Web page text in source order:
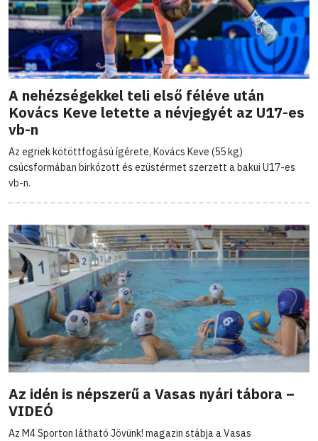
A nehézségekkel teli első féléve után
Kovács Keve letette a névjegyét az U17-es
vb-n
Az egriek kötöttfogású ígérete, Kovács Keve (55 kg)
csúcsformában birkózott és ezüstérmet szerzett a bakui U17-es
vb-n.
Az idén is népszerű a Vasas nyári tábora –
VIDEÓ
Az M4 Sporton látható Jövünk! magazin stábja a Vasas